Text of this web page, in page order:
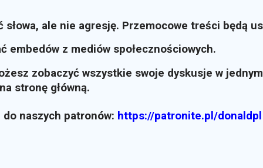
ale nie agresję. Przemocowe treści będą
embedów z mediów społecznościowych.
zobaczyć wszystkie swoje dyskusje w jednym
stronę główną.
naszych patronów: https://patronite.pl/donaldpl